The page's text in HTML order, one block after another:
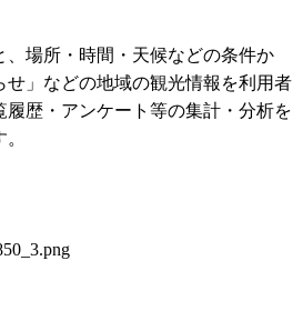
場所・時間・天候などの条件か
」などの地域の観光情報を利用者
歴・アンケート等の集計・分析を